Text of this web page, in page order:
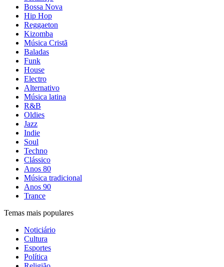
Bossa Nova
Hip Hop
Reggaeton
Kizomba
Música Cristã
Baladas
Funk
House
Electro
Alternativo
Música latina
R&B
Oldies
Jazz
Indie
Soul
Techno
Clássico
Anos 80
Música tradicional
Anos 90
Trance
Temas mais populares
Noticiário
Cultura
Esportes
Política